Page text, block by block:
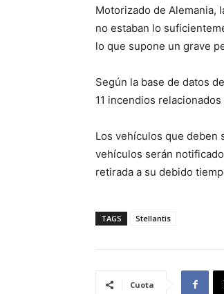
Motorizado de Alemania,
no estaban lo
lo que supone un grave
Según la base de datos
11 incendios
Los vehículos que deben
vehículos serán
retirada a su debido
TAGS Stellantis
Cuota